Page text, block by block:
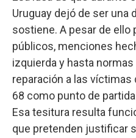
Uruguay dejó de ser una
sostiene. A pesar de ello
públicos, menciones
izquierda y hasta
reparación a las víctimas
68 como punto de
Esa tesitura resulta
que pretenden justificar